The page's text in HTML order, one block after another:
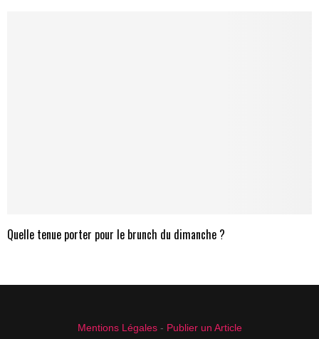
Quelle tenue porter pour le brunch du dimanche ?
Mentions Légales- Publier un Article